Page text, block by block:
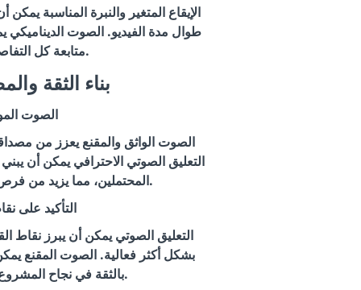
الإيقاع المتغير والنبرة المناسبة
طوال مدة الفيديو. الصوت الديناميكي
متابعة كل التفاصيل المهمة.
3. بناء الثقة
الصوت
الصوت الواثق والمقنع يعزز من
التعليق الصوتي الاحترافي يمكن أن
المحتملين، مما يزيد من فرص الحصول على التمويل.
التأكيد على
التعليق الصوتي يمكن أن يبرز نقاط
بشكل أكثر فعالية. الصوت المقنع
بالثقة في نجاح المشروع وفوائده المحتملة.